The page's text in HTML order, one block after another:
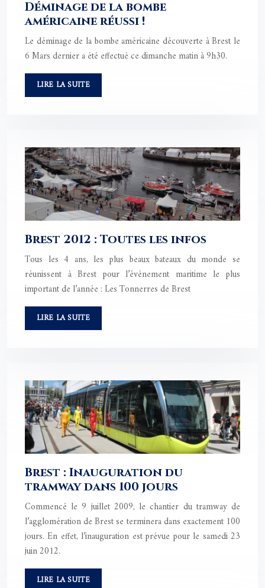
Déminage de la bombe
américaine réussi !
Le déminage de la bombe américaine découverte à Brest le
6 Mars dernier a été effectué ce dimanche matin à 9h30.
LIRE LA SUITE
Brest 2012 : Toutes les infos
Tous les 4 ans, les plus beaux bateaux du monde se
réunissent à Brest pour l’événement maritime le plus
important de l’année : Les Tonnerres de Brest
LIRE LA SUITE
Brest : Inauguration du
tramway dans 100 jours
Commencé le 9 juillet 2009, le chantier du tramway de
l’agglomération de Brest se terminera dans exactement 100
jours. En effet, l’inauguration est prévue pour le samedi 23
juin 2012.
LIRE LA SUITE